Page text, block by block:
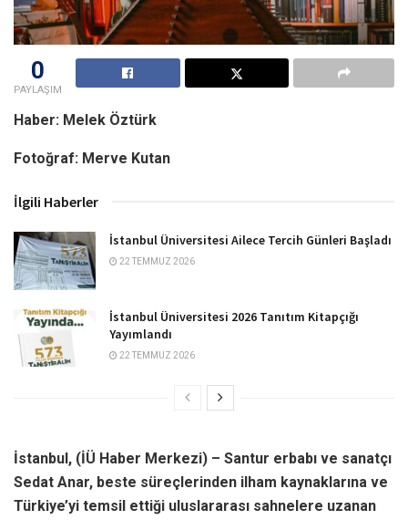
0
PAYLAŞIM
Haber: Melek Öztürk
Fotoğraf: Merve Kutan
İlgili Haberler
İstanbul Üniversitesi Ailece Tercih Günleri Başladı
22 TEMMUZ 2026
İstanbul Üniversitesi 2026 Tanıtım Kitapçığı
Yayımlandı
22 TEMMUZ 2026
İstanbul, (İÜ Haber Merkezi) – Santur erbabı ve sanatçı
Sedat Anar, beste süreçlerinden ilham kaynaklarına ve
Türkiye’yi temsil ettiği uluslararası sahnelere uzanan